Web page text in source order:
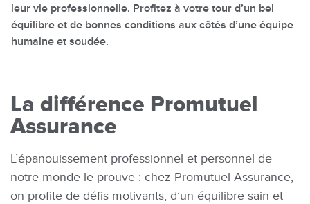
leur vie professionnelle. Profitez à votre tour d’un bel
équilibre et de bonnes conditions aux côtés d’une équipe
humaine et soudée.
La différence Promutuel
Assurance
L’épanouissement professionnel et personnel de
notre monde le prouve : chez Promutuel Assurance,
on profite de défis motivants, d’un équilibre sain et